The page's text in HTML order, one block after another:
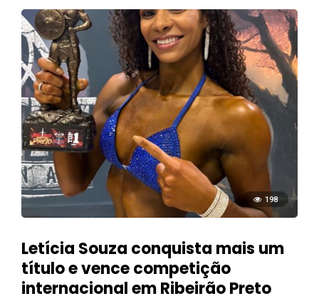
198
Letícia Souza conquista mais um
título e vence competição
internacional em Ribeirão Preto